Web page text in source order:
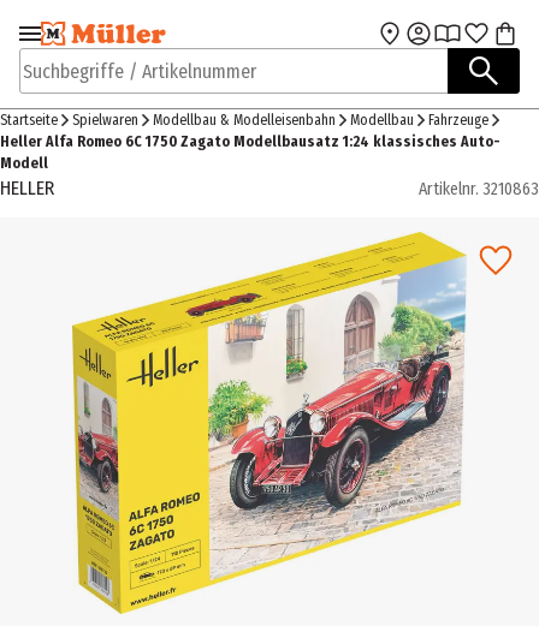
Zur Navigation
springen
Zum Hauptinhalt
Suchbegriffe / Artikelnummer
Startseite Spielwaren Modellbau & Modelleisenbahn Modellbau
Fahrzeuge
Heller Alfa Romeo 6C 1750 Zagato Modellbausatz 1:24 klassisches Auto-
Modell
HELLER Artikelnr. 3210863